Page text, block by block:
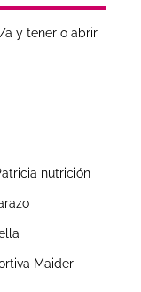
a y tener o abrir
nutrición
Maider